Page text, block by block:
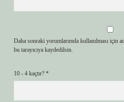
Daha sonraki yorumlarımda kullanılması için
bu tarayıcıya kaydedilsin.
10 - 4 kaçtır? *